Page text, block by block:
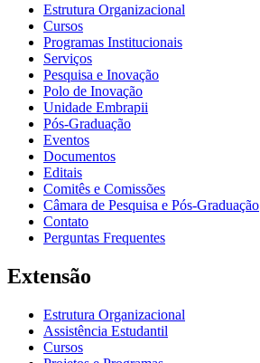
Estrutura Organizacional
Cursos
Programas Institucionais
Serviços
Pesquisa e Inovação
Polo de Inovação
Unidade Embrapii
Pós-Graduação
Eventos
Documentos
Editais
Comitês e Comissões
Câmara de Pesquisa e Pós-Graduação
Contato
Perguntas Frequentes
Extensão
Estrutura Organizacional
Assistência Estudantil
Cursos